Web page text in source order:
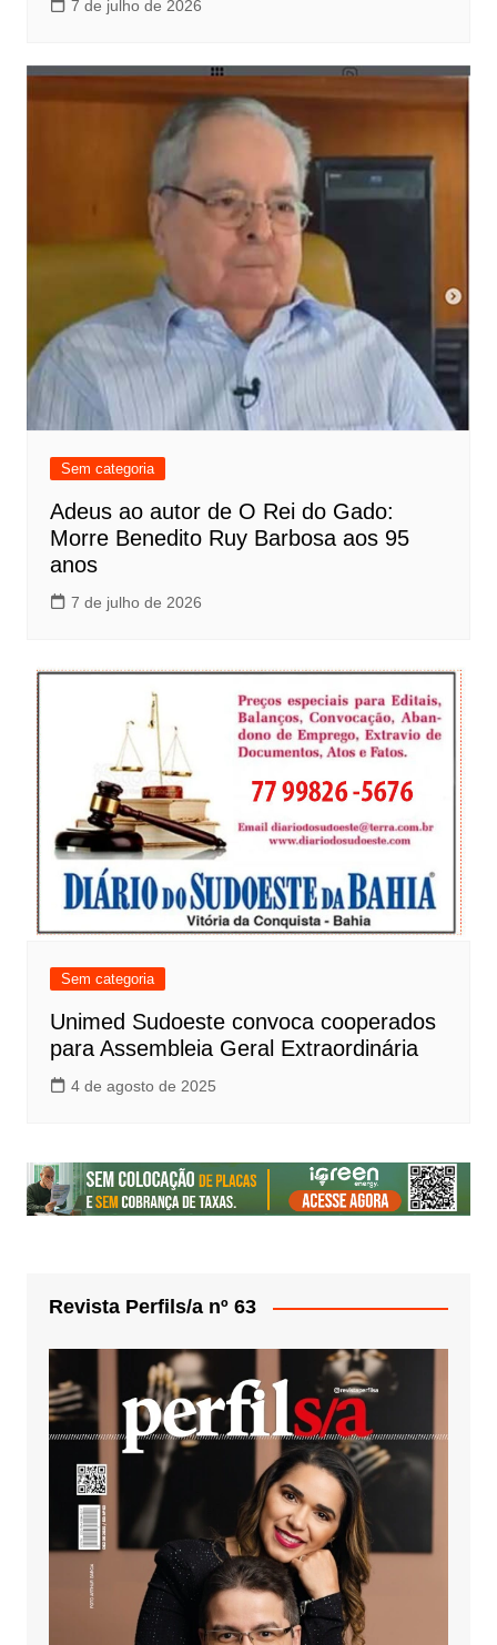
7 de julho de 2026
Sem categoria
Adeus ao autor de O Rei do Gado:
Morre Benedito Ruy Barbosa aos 95
anos
7 de julho de 2026
Sem categoria
Unimed Sudoeste convoca cooperados
para Assembleia Geral Extraordinária
4 de agosto de 2025
Revista Perfils/a nº 63